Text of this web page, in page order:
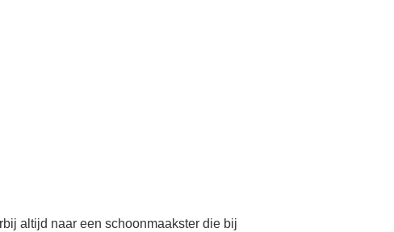
altijd naar een schoonmaakster die bij